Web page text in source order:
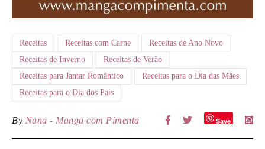
Receitas Receitas com Carne
Receitas de Ano Novo
Receitas de Inverno
Receitas de Verão
Receitas para Jantar Romântico
Receitas para o Dia das Mães
Receitas para o Dia dos Pais
By Nana - Manga com Pimenta Save